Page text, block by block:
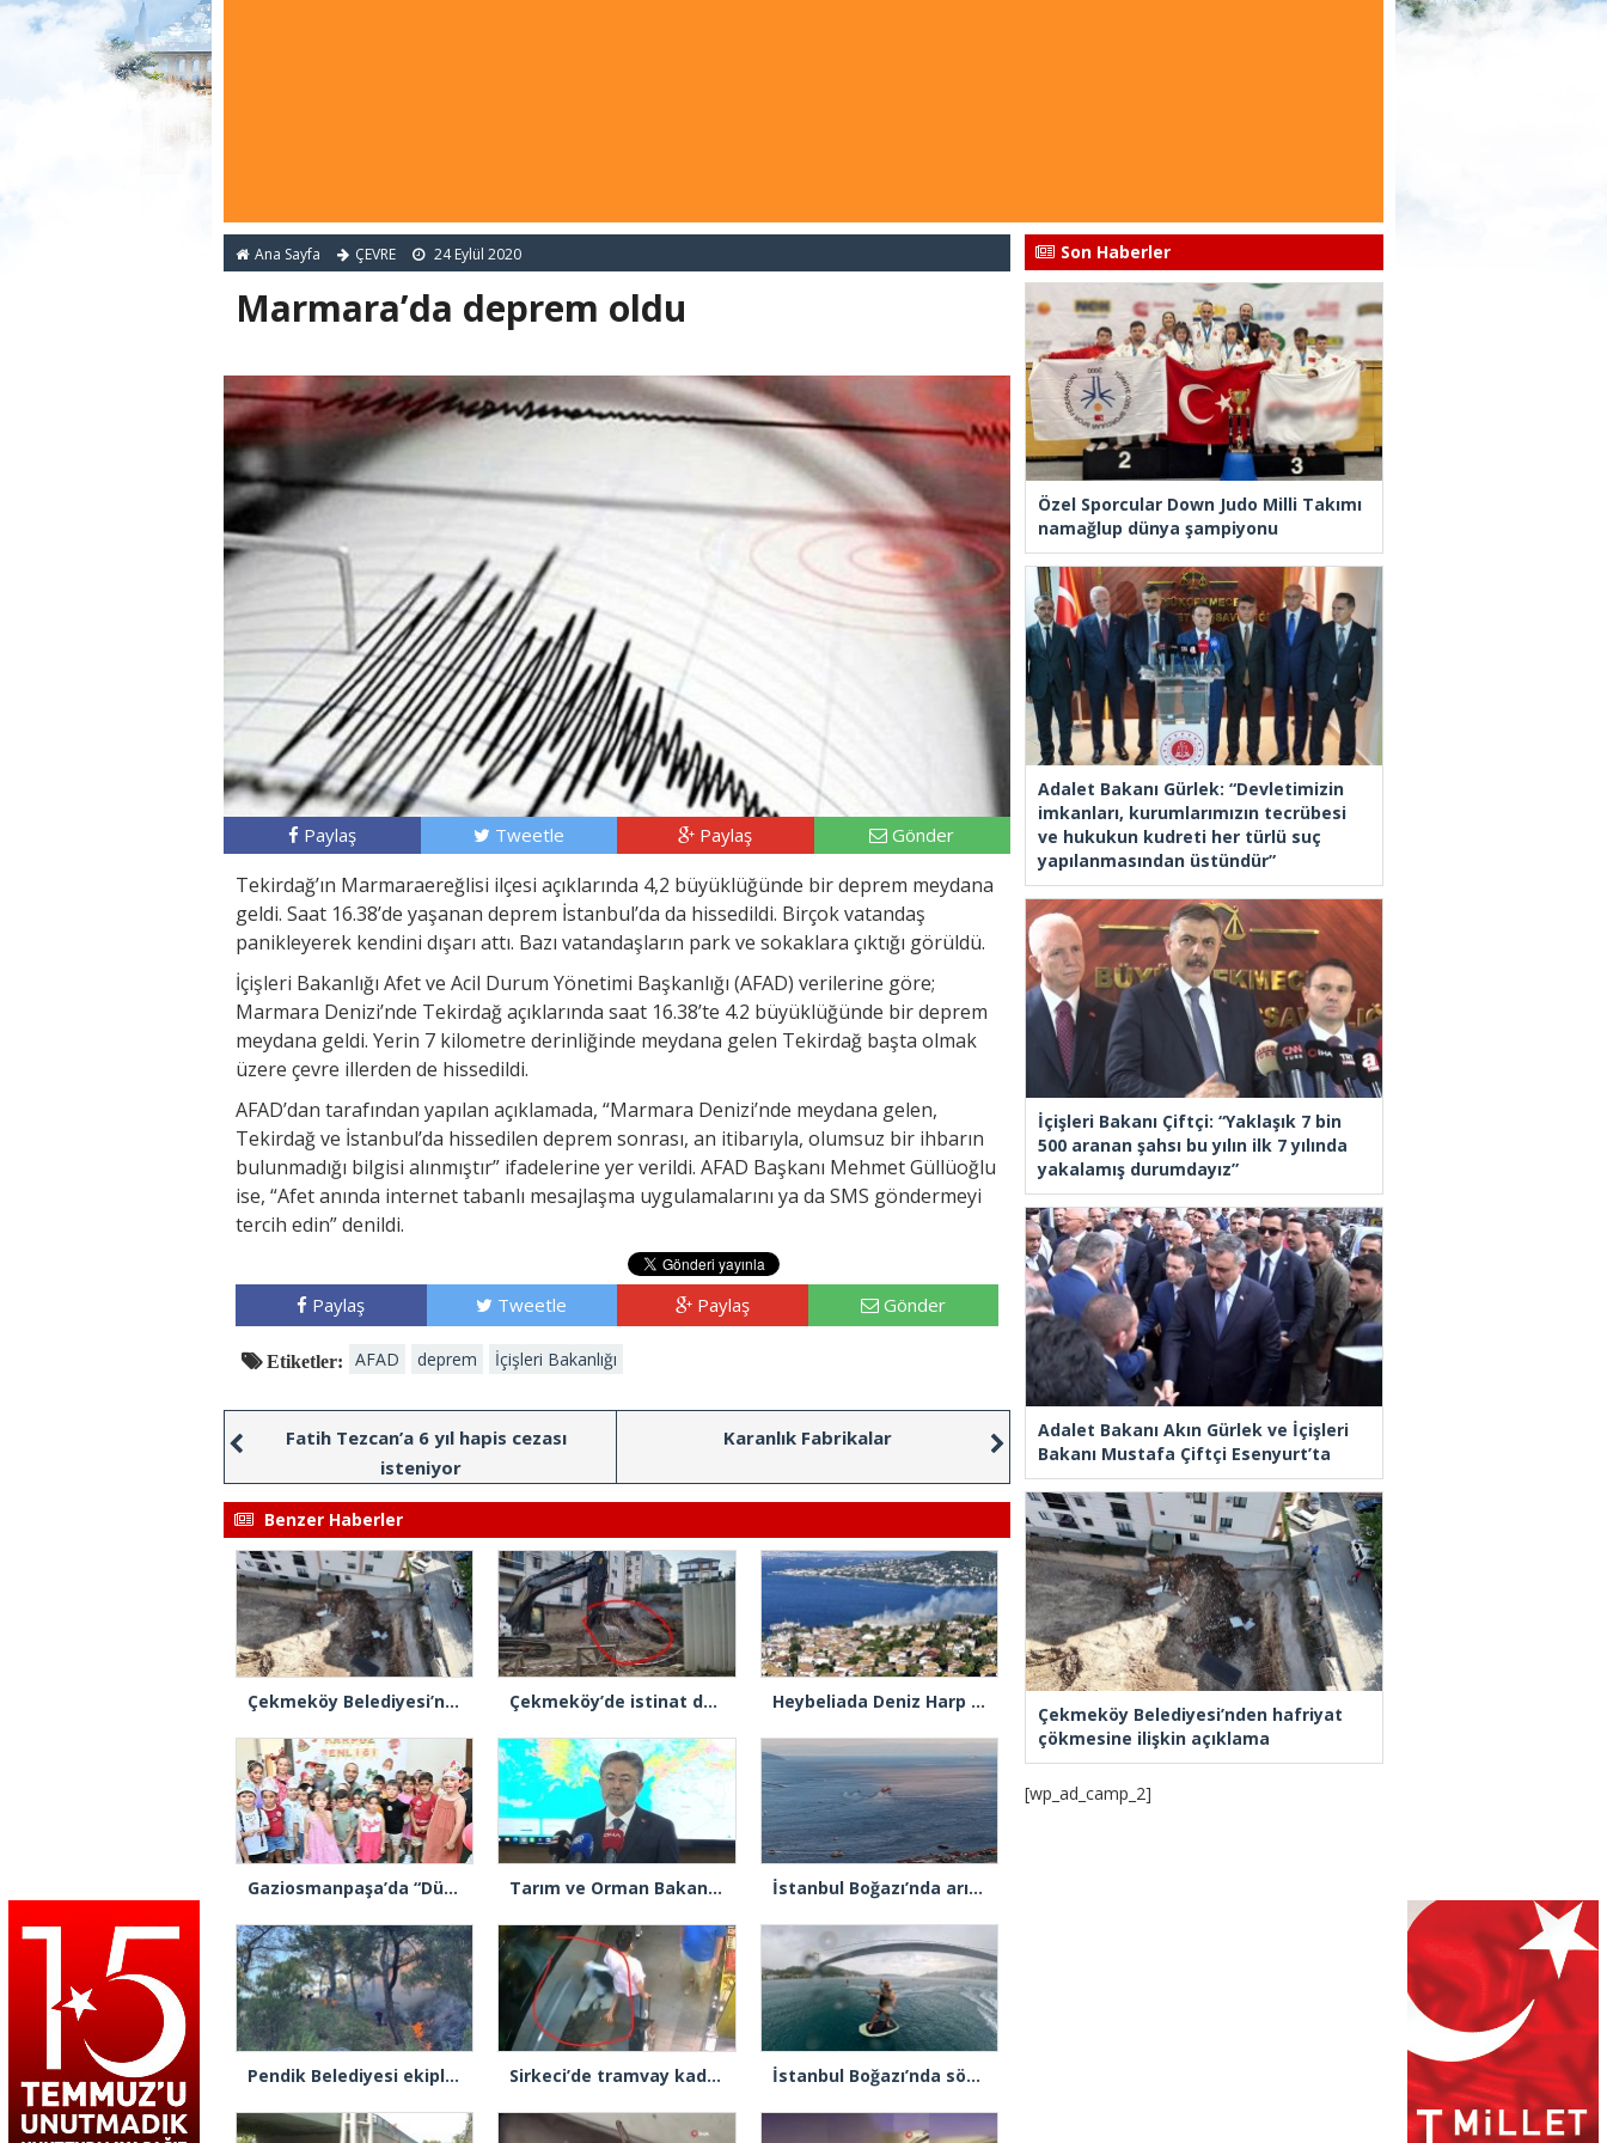
Ana Sayfa ÇEVRE 24 Eylül 2020
Marmara’da deprem oldu
Paylaş Tweetle Paylaş Gönder
Tekirdağ’ın Marmaraereğlisi ilçesi açıklarında 4,2 büyüklüğünde bir deprem meydana
geldi. Saat 16.38’de yaşanan deprem İstanbul’da da hissedildi. Birçok vatandaş
panikleyerek kendini dışarı attı. Bazı vatandaşların park ve sokaklara çıktığı görüldü.
İçişleri Bakanlığı Afet ve Acil Durum Yönetimi Başkanlığı (AFAD) verilerine göre;
Marmara Denizi’nde Tekirdağ açıklarında saat 16.38’te 4.2 büyüklüğünde bir deprem
meydana geldi. Yerin 7 kilometre derinliğinde meydana gelen Tekirdağ başta olmak
üzere çevre illerden de hissedildi.
AFAD’dan tarafından yapılan açıklamada, “Marmara Denizi’nde meydana gelen,
Tekirdağ ve İstanbul’da hissedilen deprem sonrası, an itibarıyla, olumsuz bir ihbarın
bulunmadığı bilgisi alınmıştır” ifadelerine yer verildi. AFAD Başkanı Mehmet Güllüoğlu
ise, “Afet anında internet tabanlı mesajlaşma uygulamalarını ya da SMS göndermeyi
tercih edin” denildi.
Paylaş Tweetle Paylaş Gönder
Etiketler: AFAD deprem İçişleri Bakanlığı
Fatih Tezcan’a 6 yıl hapis cezası
isteniyor
Karanlık Fabrikalar
Benzer Haberler
Çekmeköy Belediyesi’nden hafriyat çökmesine ilişkin açıklama Çekmeköy’de istinat duvarı yıkılan inşaatın yanındaki 5 katlı bina boşaltıldı Heybeliada Deniz Harp Okulu’nda çıkan yangın söndürüldü
Gaziosmanpaşa’da “Dünya Karpuz Günü” festival havasında kutlandı Tarım ve Orman Bakanı İbrahim Yumaklı: “Son 3 günde 260 yangına müdahale ettik, 258’i kontrol altına aldık” İstanbul Boğazı’nda arızalanan gemi Ahırkapı’ya demirlendi
Pendik Belediyesi ekipleri Balıkesir’deki orman yangınına müdahale ediyor Sirkeci’de tramvay kadına çarptı İstanbul Boğazı’nda sörf yaparken fırtınaya yakalandılar
Son Haberler
Özel Sporcular Down Judo Milli Takımı
namağlup dünya şampiyonu
Adalet Bakanı Gürlek: “Devletimizin
imkanları, kurumlarımızın tecrübesi
ve hukukun kudreti her türlü suç
yapılanmasından üstündür”
İçişleri Bakanı Çiftçi: “Yaklaşık 7 bin
500 aranan şahsı bu yılın ilk 7 yılında
yakalamış durumdayız”
Adalet Bakanı Akın Gürlek ve İçişleri
Bakanı Mustafa Çiftçi Esenyurt’ta
Çekmeköy Belediyesi’nden hafriyat
çökmesine ilişkin açıklama
[wp_ad_camp_2]